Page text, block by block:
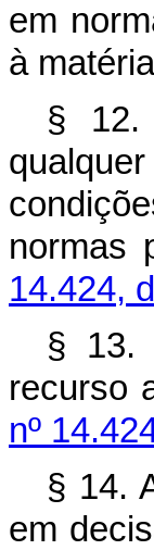
em
à
§ 12.
normas
14.424,
§ 13.
recurso
nº
§ 14.
em